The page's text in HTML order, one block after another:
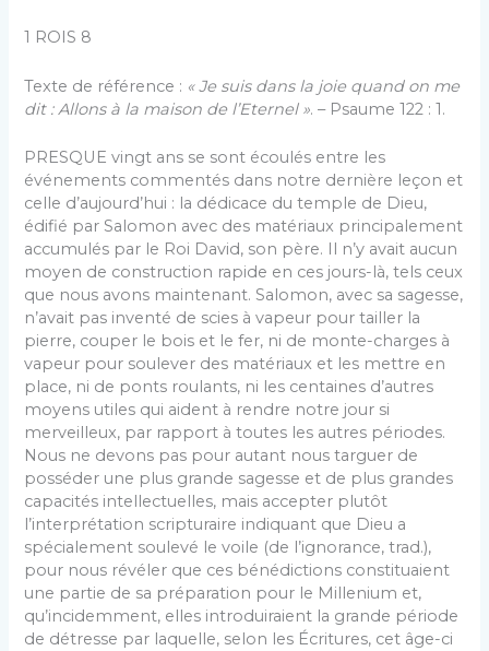
1 ROIS 8
Texte de référence : « Je suis dans la joie quand on me
dit : Allons à la maison de l’Eternel ». – Psaume 122 : 1.
PRESQUE vingt ans se sont écoulés entre les
événements commentés dans notre dernière leçon et
celle d’aujourd’hui : la dédicace du temple de Dieu,
édifié par Salomon avec des matériaux principalement
accumulés par le Roi David, son père. Il n’y avait aucun
moyen de construction rapide en ces jours-là, tels ceux
que nous avons maintenant. Salomon, avec sa sagesse,
n’avait pas inventé de scies à vapeur pour tailler la
pierre, couper le bois et le fer, ni de monte-charges à
vapeur pour soulever des matériaux et les mettre en
place, ni de ponts roulants, ni les centaines d’autres
moyens utiles qui aident à rendre notre jour si
merveilleux, par rapport à toutes les autres périodes.
Nous ne devons pas pour autant nous targuer de
posséder une plus grande sagesse et de plus grandes
capacités intellectuelles, mais accepter plutôt
l’interprétation scripturaire indiquant que Dieu a
spécialement soulevé le voile (de l’ignorance, trad.),
pour nous révéler que ces bénédictions constituaient
une partie de sa préparation pour le Millenium et,
qu’incidemment, elles introduiraient la grande période
de détresse par laquelle, selon les Écritures, cet âge-ci